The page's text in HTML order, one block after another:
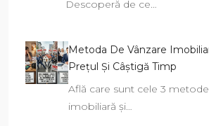
Descoperă de ce…
Metoda De Vânzare
Prețul Și Câștigă Timp
Află care sunt cele 3
imobiliară și…